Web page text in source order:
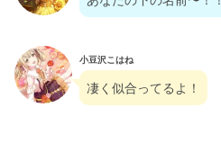
小豆沢こはね
凄く似合ってるよ！